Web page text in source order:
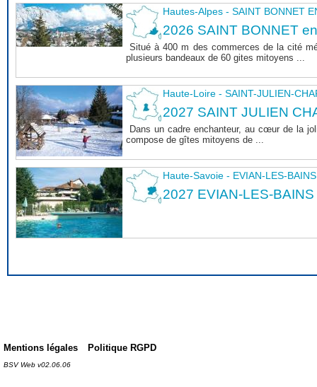
Hautes-Alpes - SAINT BONNET
2026 SAINT BONNET
Situé à 400 m des commerces de la cité
plusieurs bandeaux de 60 gites mitoyens ...
Haute-Loire - SAINT-JULIEN-
2027 SAINT JULIEN
Dans un cadre enchanteur, au cœur de la
compose de gîtes mitoyens de ...
Haute-Savoie - EVIAN-LES-BAINS
2027 EVIAN-LES-BAINS
Mentions légales Politique RGPD
BSV Web v02.06.06